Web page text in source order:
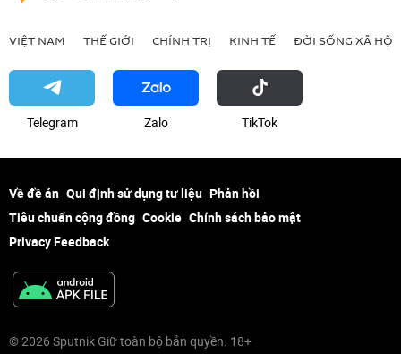
VIỆT NAM THẾ GIỚI CHÍNH TRỊ KINH TẾ ĐỜI SỐNG XÃ HỘI
Telegram Zalo ТikТоk
Về đề án Qui định sử dụng tư liệu Phản hồi
Tiêu chuẩn cộng đồng Cookie Chính sách bảo mật
Privacy Feedback
© 2026 Sputnik Giữ toàn bộ bản quyền. 18+